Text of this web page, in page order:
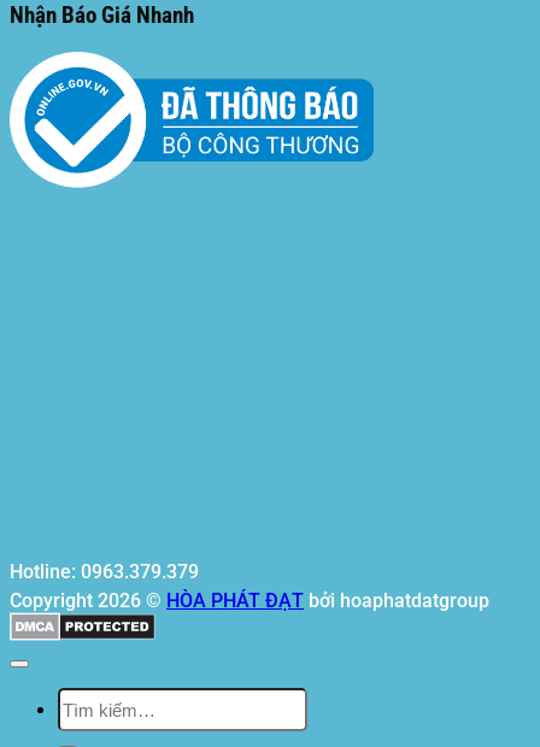
Nhận Báo Giá Nhanh
Hotline: 0963.379.379
Copyright 2026 © HÒA PHÁT ĐẠT bởi hoaphatdatgroup
Tìm
kiếm: